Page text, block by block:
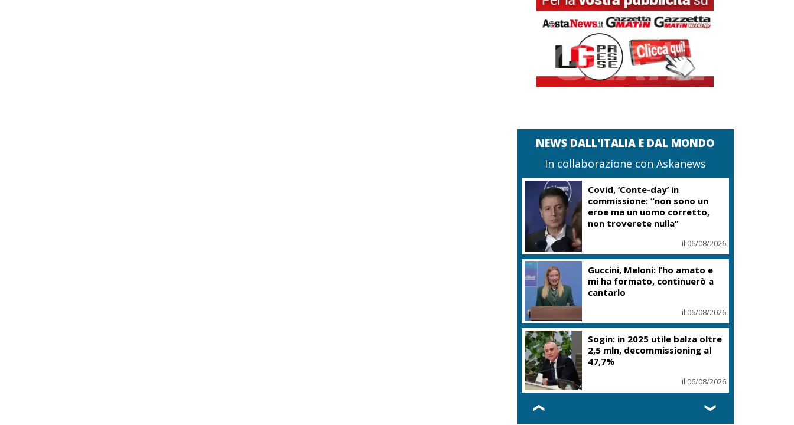
NEWS DALL'ITALIA E DAL MONDO
In collaborazione con Askanews
Covid, ‘Conte-day’ in
commissione: “non sono un
eroe ma un uomo corretto,
non troverete nulla”
il 06/08/2026
Guccini, Meloni: l’ho amato e
mi ha formato, continuerò a
cantarlo
il 06/08/2026
Sogin: in 2025 utile balza oltre
2,5 mln, decommissioning al
47,7%
il 06/08/2026
❮ ❯